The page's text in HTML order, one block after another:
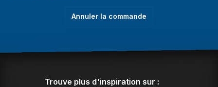
Annuler la commande
Trouve plus d'inspiration sur :